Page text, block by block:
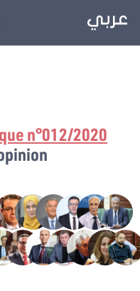
n°012/2020